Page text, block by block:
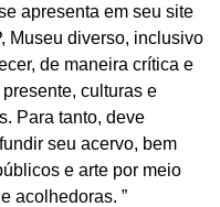
apresenta em seu site
Museu diverso, inclusivo
de maneira crítica e
culturas e
Para tanto, deve
seu acervo, bem
e arte por meio
acolhedoras. ”